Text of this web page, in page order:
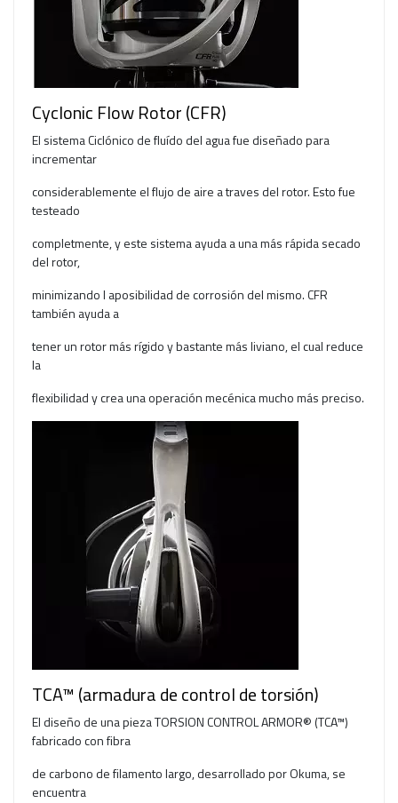
Cyclonic Flow Rotor (CFR)
El sistema Ciclónico de fluído del agua fue diseñado para
incrementar
considerablemente el flujo de aire a traves del rotor. Esto fue
testeado
completmente, y este sistema ayuda a una más rápida secado
del rotor,
minimizando l aposibilidad de corrosión del mismo. CFR
también ayuda a
tener un rotor más rígido y bastante más liviano, el cual reduce
la
flexibilidad y crea una operación mecénica mucho más preciso.
TCA™ (armadura de control de torsión)
El diseño de una pieza TORSION CONTROL ARMOR® (TCA™)
fabricado con fibra
de carbono de filamento largo, desarrollado por Okuma, se
encuentra